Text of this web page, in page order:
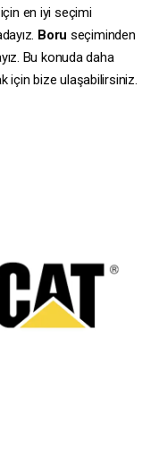
en iyi seçimi
Boru seçiminden
Bu konuda daha
için bize ulaşabilirsiniz.